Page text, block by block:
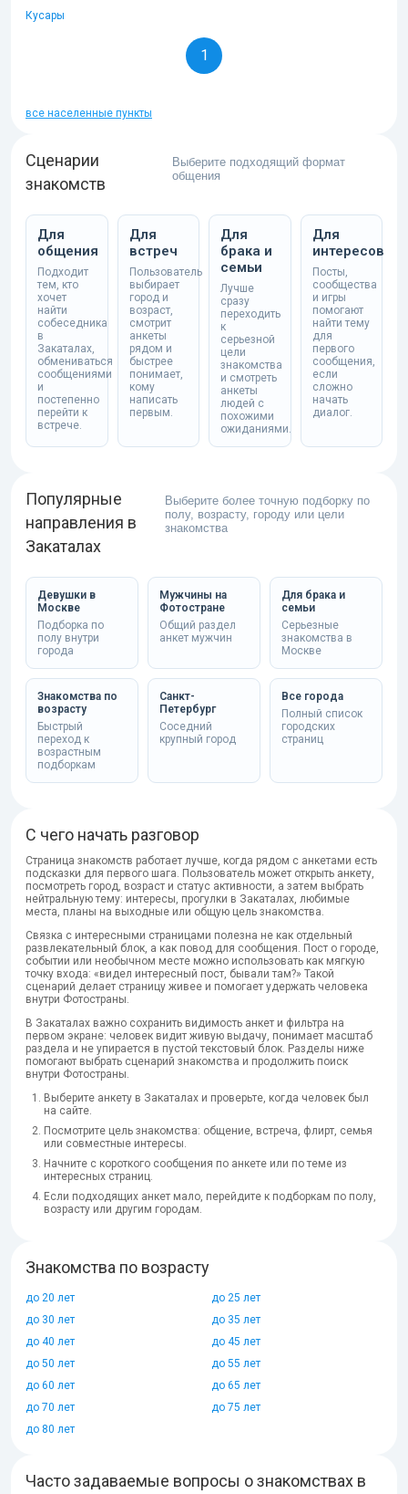
Кусары
1
все населенные пункты
Сценарии
знакомств
Выберите подходящий формат
общения
Для
общения
Подходит
тем, кто
хочет
найти
собеседника
в
Закаталах,
обмениваться
сообщениями
и
постепенно
перейти к
встрече.
Для
встреч
Пользователь
выбирает
город и
возраст,
смотрит
анкеты
рядом и
быстрее
понимает,
кому
написать
первым.
Для
брака и
семьи
Лучше
сразу
переходить
к
серьезной
цели
знакомства
и смотреть
анкеты
людей с
похожими
ожиданиями.
Для
интересов
Посты,
сообщества
и игры
помогают
найти тему
для
первого
сообщения,
если
сложно
начать
диалог.
Популярные
направления в
Закаталах
Выберите более точную подборку по
полу, возрасту, городу или цели
знакомства
Девушки в
Москве
Подборка по
полу внутри
города
Мужчины на
Фотостране
Общий раздел
анкет мужчин
Для брака и
семьи
Серьезные
знакомства в
Москве
Знакомства по
возрасту
Быстрый
переход к
возрастным
подборкам
Санкт-
Петербург
Соседний
крупный город
Все города
Полный список
городских
страниц
С чего начать разговор
Страница знакомств работает лучше, когда рядом с анкетами есть
подсказки для первого шага. Пользователь может открыть анкету,
посмотреть город, возраст и статус активности, а затем выбрать
нейтральную тему: интересы, прогулки в Закаталах, любимые
места, планы на выходные или общую цель знакомства.
Связка с интересными страницами полезна не как отдельный
развлекательный блок, а как повод для сообщения. Пост о городе,
событии или необычном месте можно использовать как мягкую
точку входа: «видел интересный пост, бывали там?» Такой
сценарий делает страницу живее и помогает удержать человека
внутри Фотостраны.
В Закаталах важно сохранить видимость анкет и фильтра на
первом экране: человек видит живую выдачу, понимает масштаб
раздела и не упирается в пустой текстовый блок. Разделы ниже
помогают выбрать сценарий знакомства и продолжить поиск
внутри Фотостраны.
Выберите анкету в Закаталах и проверьте, когда человек был
на сайте.
Посмотрите цель знакомства: общение, встреча, флирт, семья
или совместные интересы.
Начните с короткого сообщения по анкете или по теме из
интересных страниц.
Если подходящих анкет мало, перейдите к подборкам по полу,
возрасту или другим городам.
Знакомства по возрасту
до 20 лет
до 25 лет
до 30 лет
до 35 лет
до 40 лет
до 45 лет
до 50 лет
до 55 лет
до 60 лет
до 65 лет
до 70 лет
до 75 лет
до 80 лет
Часто задаваемые вопросы о знакомствах в